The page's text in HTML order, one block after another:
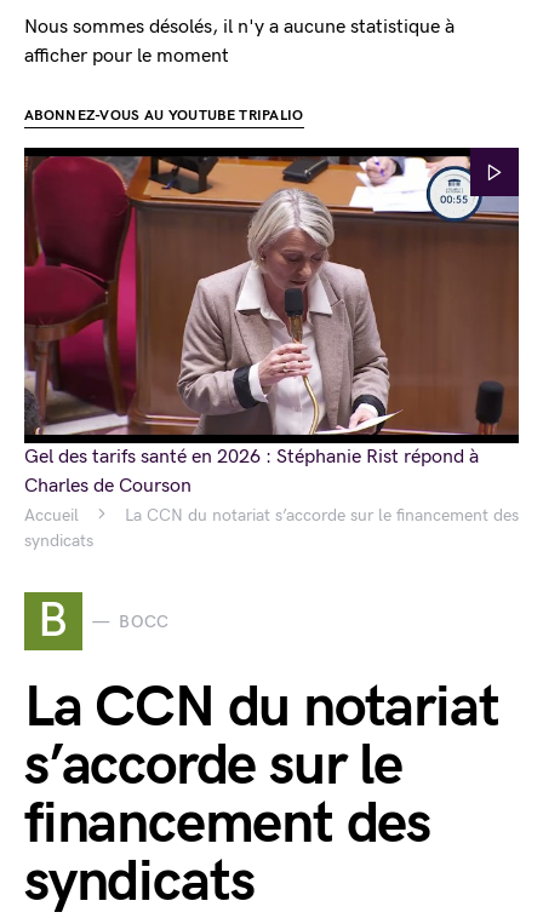
Accueil
La CCN du notariat s’accorde sur le financement des
syndicats
B BOCC
La CCN du notariat
s’accorde sur le
financement des
syndicats
Nous sommes désolés, il n'y a aucune statistique à
afficher pour le moment
ABONNEZ-VOUS AU YOUTUBE TRIPALIO
Gel des tarifs santé en 2026 : Stéphanie Rist répond à
Charles de Courson